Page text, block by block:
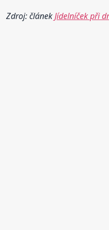
Zdroj: článekJídelníček při